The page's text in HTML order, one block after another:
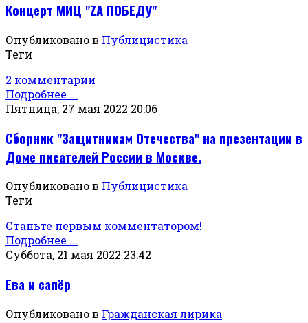
Концерт МИЦ "ZА ПОБЕДУ"
Опубликовано в Публицистика
Теги
2 комментарии
Подробнее ...
Пятница, 27 мая 2022 20:06
Сборник "Защитникам Отечества" на презентации в
Доме писателей России в Москве.
Опубликовано в Публицистика
Теги
Станьте первым комментатором!
Подробнее ...
Суббота, 21 мая 2022 23:42
Ева и сапёр
Опубликовано в Гражданская лирика